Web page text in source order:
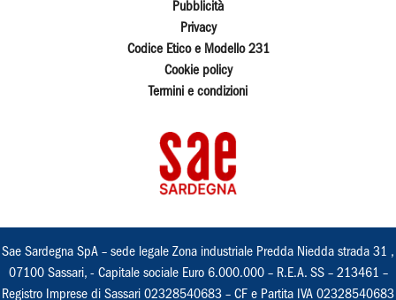
Pubblicità
Privacy
Codice Etico e Modello 231
Cookie policy
Termini e condizioni
Sae Sardegna SpA – sede legale Zona industriale Predda Niedda strada 31 ,
07100 Sassari, - Capitale sociale Euro 6.000.000 – R.E.A. SS – 213461 –
Registro Imprese di Sassari 02328540683 – CF e Partita IVA 02328540683